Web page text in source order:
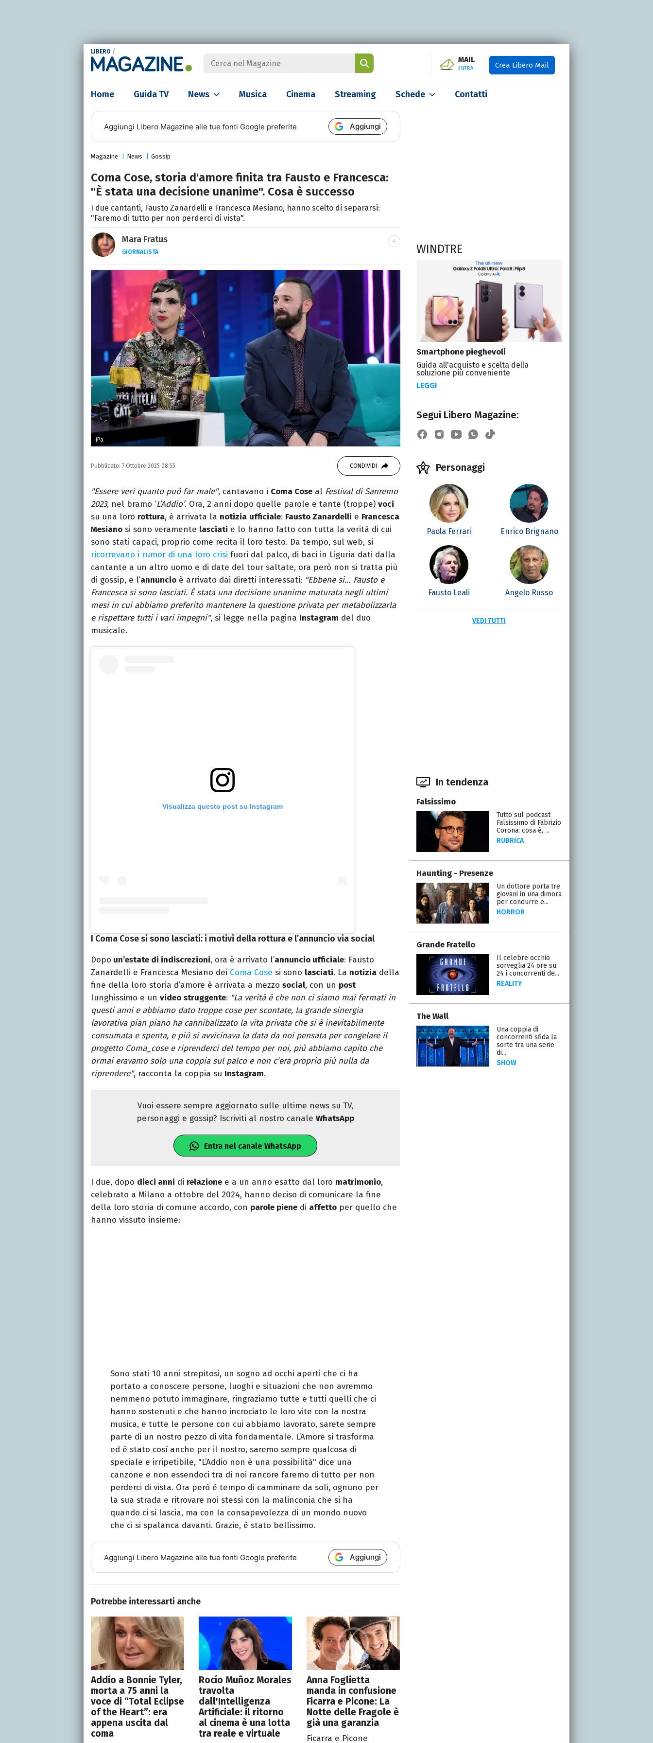
LIBERO /
MAIL
ENTRA Crea Libero Mail
Home Guida TV News Musica Cinema Streaming Schede Contatti
Aggiungi Libero Magazine alle tue fonti Google preferite Aggiungi
Magazine News Gossip
Coma Cose, storia d'amore finita tra Fausto e Francesca:
"È stata una decisione unanime". Cosa è successo
I due cantanti, Fausto Zanardelli e Francesca Mesiano, hanno scelto di separarsi:
"Faremo di tutto per non perderci di vista".
Mara Fratus
GIORNALISTA
Nella mia vita non possono mancare, il silenzio, il mare e Il Libro
dell'inquietudine sul comodino, insieme a un romanzo di Zafon.
iPa
Pubblicato: 7 Ottobre 2025 08:55 CONDIVIDI
"Essere veri quanto può far male", cantavano i Coma Cose al Festival di Sanremo
2023, nel bramo ‘L’Addio’. Ora, 2 anni dopo quelle parole e tante (troppe) voci
su una loro rottura, è arrivata la notizia ufficiale: Fausto Zanardelli e Francesca
Mesiano si sono veramente lasciati e lo hanno fatto con tutta la verità di cui
sono stati capaci, proprio come recita il loro testo. Da tempo, sul web, si
ricorrevano i rumor di una loro crisi fuori dal palco, di baci in Liguria dati dalla
cantante a un altro uomo e di date del tour saltate, ora però non si tratta più
di gossip, e l’annuncio è arrivato dai diretti interessati: "Ebbene si… Fausto e
Francesca si sono lasciati. È stata una decisione unanime maturata negli ultimi
mesi in cui abbiamo preferito mantenere la questione privata per metabolizzarla
e rispettare tutti i vari impegni", si legge nella pagina Instagram del duo
musicale.
Visualizza questo post su Instagram
I Coma Cose si sono lasciati: i motivi della rottura e l’annuncio via social
Dopo un’estate di indiscrezioni, ora è arrivato l’annuncio ufficiale: Fausto
Zanardelli e Francesca Mesiano dei Coma Cose si sono lasciati. La notizia della
fine della loro storia d’amore è arrivata a mezzo social, con un post
lunghissimo e un video struggente: "La verità è che non ci siamo mai fermati in
questi anni e abbiamo dato troppe cose per scontate, la grande sinergia
lavorativa pian piano ha cannibalizzato la vita privata che si è inevitabilmente
consumata e spenta, e più si avvicinava la data da noi pensata per congelare il
progetto Coma_cose e riprenderci del tempo per noi, più abbiamo capito che
ormai eravamo solo una coppia sul palco e non c’era proprio più nulla da
riprendere", racconta la coppia su Instagram.
Vuoi essere sempre aggiornato sulle ultime news su TV,
personaggi e gossip? Iscriviti al nostro canaleWhatsApp
Entra nel canale WhatsApp
I due, dopo dieci anni di relazione e a un anno esatto dal loro matrimonio,
celebrato a Milano a ottobre del 2024, hanno deciso di comunicare la fine
della loro storia di comune accordo, con parole piene di affetto per quello che
hanno vissuto insieme:
Sono stati 10 anni strepitosi, un sogno ad occhi aperti che ci ha
portato a conoscere persone, luoghi e situazioni che non avremmo
nemmeno potuto immaginare, ringraziamo tutte e tutti quelli che ci
hanno sostenuti e che hanno incrociato le loro vite con la nostra
musica, e tutte le persone con cui abbiamo lavorato, sarete sempre
parte di un nostro pezzo di vita fondamentale. L’Amore si trasforma
ed è stato così anche per il nostro, saremo sempre qualcosa di
speciale e irripetibile, "L’Addio non è una possibilità" dice una
canzone e non essendoci tra di noi rancore faremo di tutto per non
perderci di vista. Ora però è tempo di camminare da soli, ognuno per
la sua strada e ritrovare noi stessi con la malinconia che si ha
quando ci si lascia, ma con la consapevolezza di un mondo nuovo
che ci si spalanca davanti. Grazie, è stato bellissimo.
Aggiungi Libero Magazine alle tue fonti Google preferite Aggiungi
Potrebbe interessarti anche
Addio a Bonnie Tyler,
morta a 75 anni la
voce di “Total Eclipse
of the Heart”: era
appena uscita dal
coma
Rocío Muñoz Morales
travolta
dall'Intelligenza
Artificiale: il ritorno
al cinema è una lotta
tra reale e virtuale
Anna Foglietta
manda in confusione
Ficarra e Picone: La
Notte delle Fragole è
già una garanzia
Ficarra e Picone
WINDTRE
Smartphone pieghevoli
Guida all'acquisto e scelta della
soluzione più conveniente
LEGGI
Segui Libero Magazine:
Personaggi
Paola Ferrari Enrico Brignano
Fausto Leali Angelo Russo
VEDI TUTTI
In tendenza
Falsissimo
Tutto sul podcast
Falsissimo di Fabrizio
Corona: cosa è, ...
RUBRICA
Haunting - Presenze
Un dottore porta tre
giovani in una dimora
per condurre e...
HORROR
Grande Fratello
Il celebre occhio
sorveglia 24 ore su
24 i concorrenti de...
REALITY
The Wall
Una coppia di
concorrenti sfida la
sorte tra una serie
di...
SHOW